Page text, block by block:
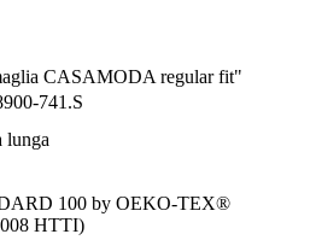
CASAMODA regular fit"
741.S
lunga
100 by OEKO-TEX®
HTTI)